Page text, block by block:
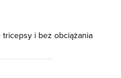
i bez obciążania